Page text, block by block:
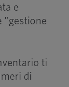
e
"gestione
ti
di